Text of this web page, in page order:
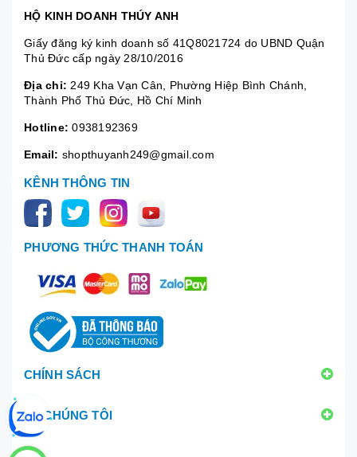
HỘ KINH DOANH THÚY ANH
Giấy đăng ký kinh doanh số 41Q8021724 do UBND Quận
Thủ Đức cấp ngày 28/10/2016
Địa chỉ: 249 Kha Vạn Cân, Phường Hiệp Bình Chánh,
Thành Phố Thủ Đức, Hồ Chí Minh
Hotline: 0938192369
Email: shopthuyanh249@gmail.com
KÊNH THÔNG TIN
PHƯƠNG THỨC THANH TOÁN
CHÍNH SÁCH
VỀ CHÚNG TÔI